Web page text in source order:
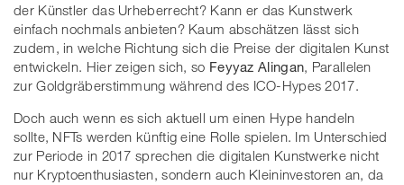
der Künstler das Urheberrecht? Kann er das Kunstwerk
einfach nochmals anbieten? Kaum abschätzen lässt sich
zudem, in welche Richtung sich die Preise der digitalen Kunst
entwickeln. Hier zeigen sich, so Feyyaz Alingan, Parallelen
zur Goldgräberstimmung während des ICO-Hypes 2017.
Doch auch wenn es sich aktuell um einen Hype handeln
sollte, NFTs werden künftig eine Rolle spielen. Im Unterschied
zur Periode in 2017 sprechen die digitalen Kunstwerke nicht
nur Kryptoenthusiasten, sondern auch Kleininvestoren an, da